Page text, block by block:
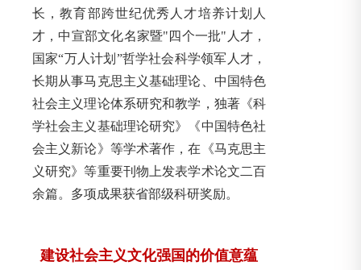
长，教育部跨世纪优秀人才培养计划人
才，中宣部文化名家暨"四个一批"人才，
国家“万人计划”哲学社会科学领军人才，
长期从事马克思主义基础理论、中国特色
社会主义理论体系研究和教学，独著《科
学社会主义基础理论研究》《中国特色社
会主义新论》等学术著作，在《马克思主
义研究》等重要刊物上发表学术论文二百
余篇。多项成果获省部级科研奖励。
建设社会主义文化强国的价值意蕴